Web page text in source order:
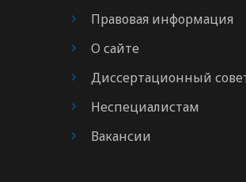
Правовая информация
О сайте
Диссертационный
Неспециалистам
Вакансии